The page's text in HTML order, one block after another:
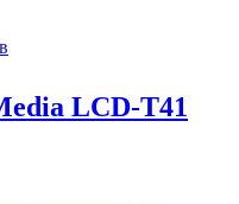
LCD-T41